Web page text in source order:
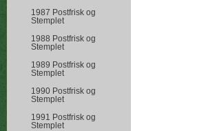
1987 Postfrisk og
Stemplet
1988 Postfrisk og
Stemplet
1989 Postfrisk og
Stemplet
1990 Postfrisk og
Stemplet
1991 Postfrisk og
Stemplet